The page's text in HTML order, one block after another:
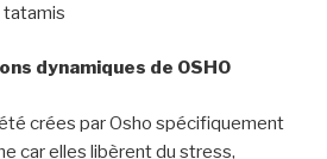
tatamis
dynamiques de OSHO
crées par Osho spécifiquement
car elles libèrent du stress,